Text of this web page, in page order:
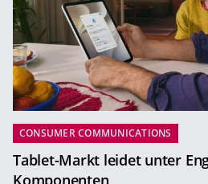
CONSUMER COMMUNICATIONS
Tablet-Markt leidet unter